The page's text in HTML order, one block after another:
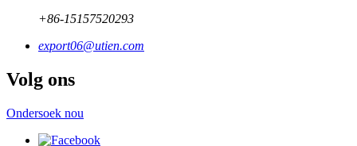
+86-15157520293
export06@utien.com
Volg ons
Ondersoek nou